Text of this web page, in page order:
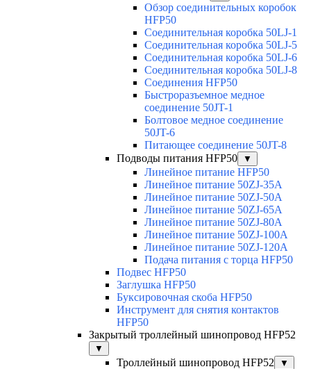
Обзор соединительных коробок
HFP50
Соединительная коробка 50LJ-1
Соединительная коробка 50LJ-5
Соединительная коробка 50LJ-6
Соединительная коробка 50LJ-8
Соединения HFP50
Быстроразъемное медное
соединение 50JT-1
Болтовое медное соединение
50JT-6
Питающее соединение 50JT-8
Подводы питания HFP50
▼
Линейное питание HFP50
Линейное питание 50ZJ-35A
Линейное питание 50ZJ-50A
Линейное питание 50ZJ-65A
Линейное питание 50ZJ-80A
Линейное питание 50ZJ-100A
Линейное питание 50ZJ-120A
Подача питания с торца HFP50
Подвес HFP50
Заглушка HFP50
Буксировочная скоба HFP50
Инструмент для снятия контактов
HFP50
Закрытый троллейный шинопровод HFP52
▼
Троллейный шинопровод HFP52 ▼